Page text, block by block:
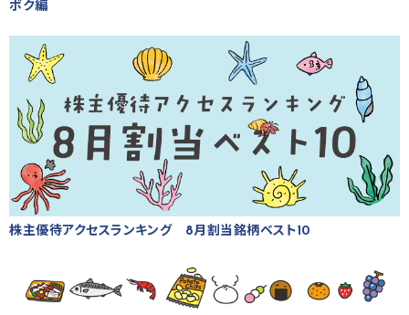
ボク編
株主優待アクセスランキング 8月割当銘柄ベスト10